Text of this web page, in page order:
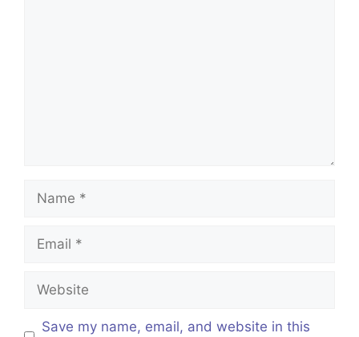
Save my name, email, and website in this